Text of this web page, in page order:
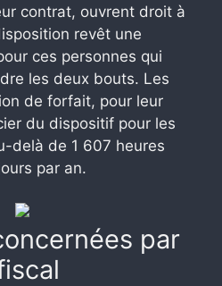
contrat, ouvrent droit à
revêt une
ces personnes qui
les deux bouts. Les
de forfait, pour leur
du dispositif pour les
delà de 1 607 heures
par an.
par